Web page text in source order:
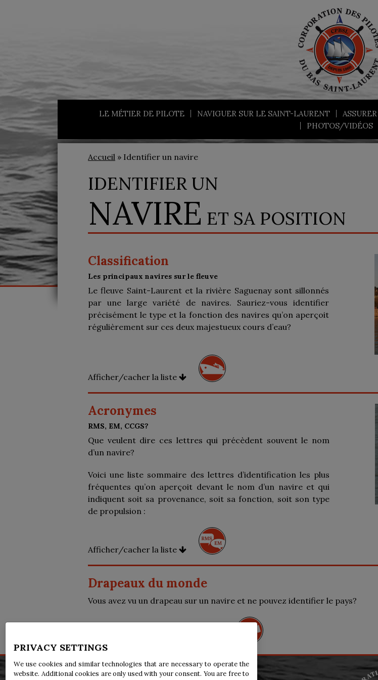
LE MÉTIER DE PILOTE NAVIGUER SUR LE SAINT-LAURENT
PHOTOS/VIDÉOS
Accueil » Identifier un navire
IDENTIFIER UN
NAVIRE ET SA POSITION
Classification
Les principaux navires sur le fleuve
Le fleuve Saint-Laurent et la rivière Saguenay sont sillonnés
par une large variété de navires. Sauriez-vous identifier
précisément le type et la fonction des navires qu’on aperçoit
régulièrement sur ces deux majestueux cours d’eau?
Afficher/cacher la liste
Acronymes
RMS, EM, CCGS?
Que veulent dire ces lettres qui précèdent souvent le nom
d’un navire?
Voici une liste sommaire des lettres d’identification les plus
fréquentes qu’on aperçoit devant le nom d’un navire et qui
indiquent soit sa provenance, soit sa fonction, soit son type
de propulsion :
Afficher/cacher la liste
Drapeaux du monde
Vous avez vu un drapeau sur un navire et ne pouvez identifier le pays?
Avis légal
PRIVACY SETTINGS
We use cookies and similar technologies that are necessary to operate the
website. Additional cookies are only used with your consent. You are free to